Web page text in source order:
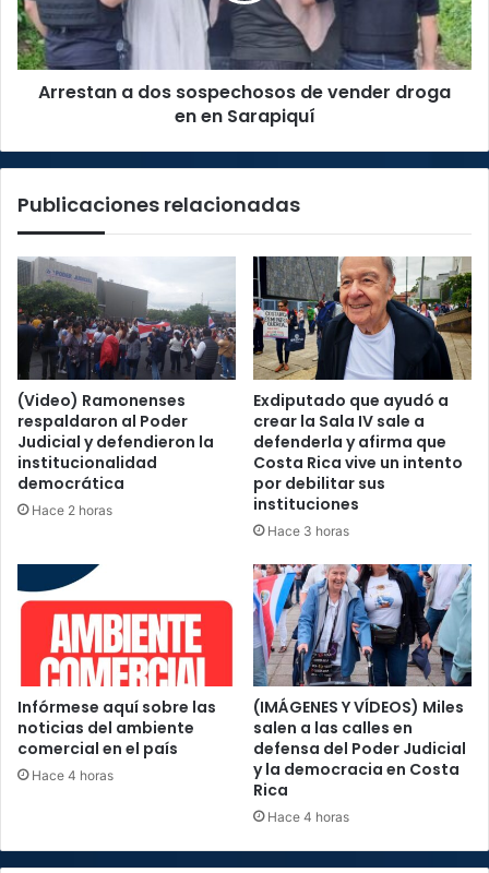
droga
en
en
Sarapiquí
Arrestan a dos sospechosos de vender droga
en en Sarapiquí
Publicaciones relacionadas
(Video) Ramonenses
respaldaron al Poder
Judicial y defendieron la
institucionalidad
democrática
Hace 2 horas
Exdiputado que ayudó a
crear la Sala IV sale a
defenderla y afirma que
Costa Rica vive un intento
por debilitar sus
instituciones
Hace 3 horas
Infórmese aquí sobre las
noticias del ambiente
comercial en el país
Hace 4 horas
(IMÁGENES Y VÍDEOS) Miles
salen a las calles en
defensa del Poder Judicial
y la democracia en Costa
Rica
Hace 4 horas